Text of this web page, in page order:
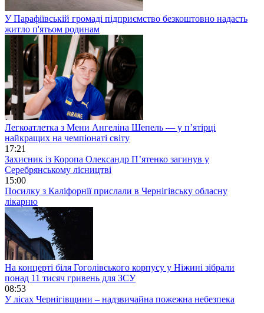
У Парафіївській громаді підприємство безкоштовно надасть
житло п'ятьом родинам
Легкоатлетка з Мени Ангеліна Шепель — у п’ятірці
найкращих на чемпіонаті світу
17:21
Захисник із Коропа Олександр П’ятенко загинув у
Серебрянському лісництві
15:00
Посилку з Каліфорнії прислали в Чернігівську обласну
лікарню
На концерті біля Гоголівського корпусу у Ніжині зібрали
понад 11 тисяч гривень для ЗСУ
08:53
У лісах Чернігівщини – надзвичайна пожежна небезпека